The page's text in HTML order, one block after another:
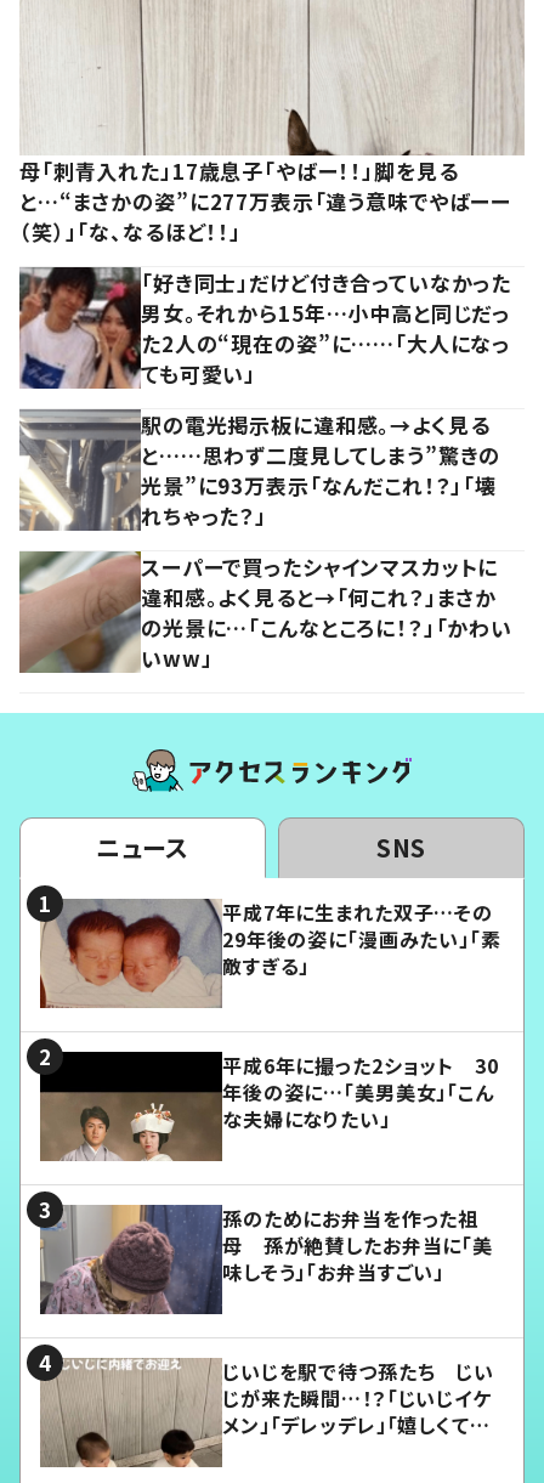
母「刺青入れた」17歳息子「やばー！！」脚を見る
と…“まさかの姿”に277万表示「違う意味でやばーー
（笑）」「な、なるほど！！」
「好き同士」だけど付き合っていなかった
男女。それから15年…小中高と同じだっ
た2人の“現在の姿”に……「大人になっ
ても可愛い」
駅の電光掲示板に違和感。→よく見る
と……思わず二度見してしまう”驚きの
光景”に93万表示「なんだこれ！？」「壊
れちゃった？」
スーパーで買ったシャインマスカットに
違和感。よく見ると→「何これ？」まさか
の光景に…「こんなところに！？」「かわい
いww」
ニュース SNS
平成7年に生まれた双子…その
29年後の姿に「漫画みたい」「素
敵すぎる」
平成6年に撮った2ショット 30
年後の姿に…「美男美女」「こん
な夫婦になりたい」
孫のためにお弁当を作った祖
母 孫が絶賛したお弁当に「美
味しそう」「お弁当すごい」
じいじを駅で待つ孫たち じい
じが来た瞬間…！？「じいじイケ
メン」「デレッデレ」「嬉しくて可